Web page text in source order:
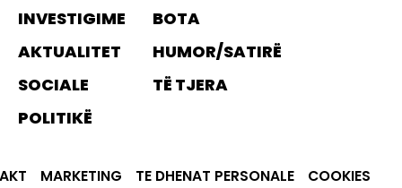
INVESTIGIME
AKTUALITET
SOCIALE
POLITIKË
BOTA
HUMOR/SATIRË
TË TJERA
MARKETING TE DHENAT PERSONALE COOKIES